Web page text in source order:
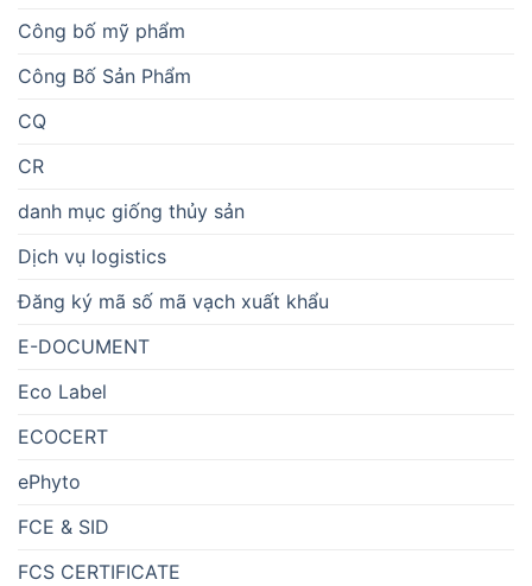
Công bố mỹ phẩm
Công Bố Sản Phẩm
CQ
CR
danh mục giống thủy sản
Dịch vụ logistics
Đăng ký mã số mã vạch xuất khẩu
E-DOCUMENT
Eco Label
ECOCERT
ePhyto
FCE & SID
FCS CERTIFICATE